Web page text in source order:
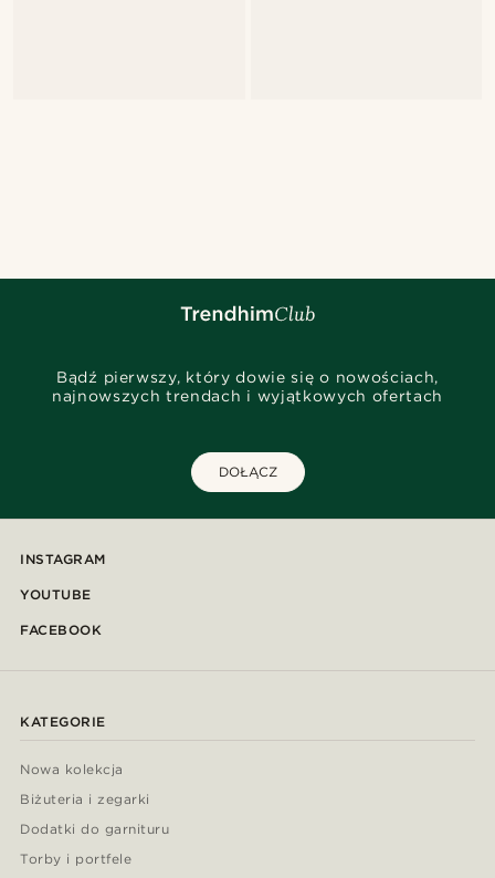
Bądź pierwszy, który dowie się o nowościach,
najnowszych trendach i wyjątkowych ofertach
DOŁĄCZ
INSTAGRAM
YOUTUBE
FACEBOOK
KATEGORIE
Nowa kolekcja
Biżuteria i zegarki
Dodatki do garnituru
Torby i portfele